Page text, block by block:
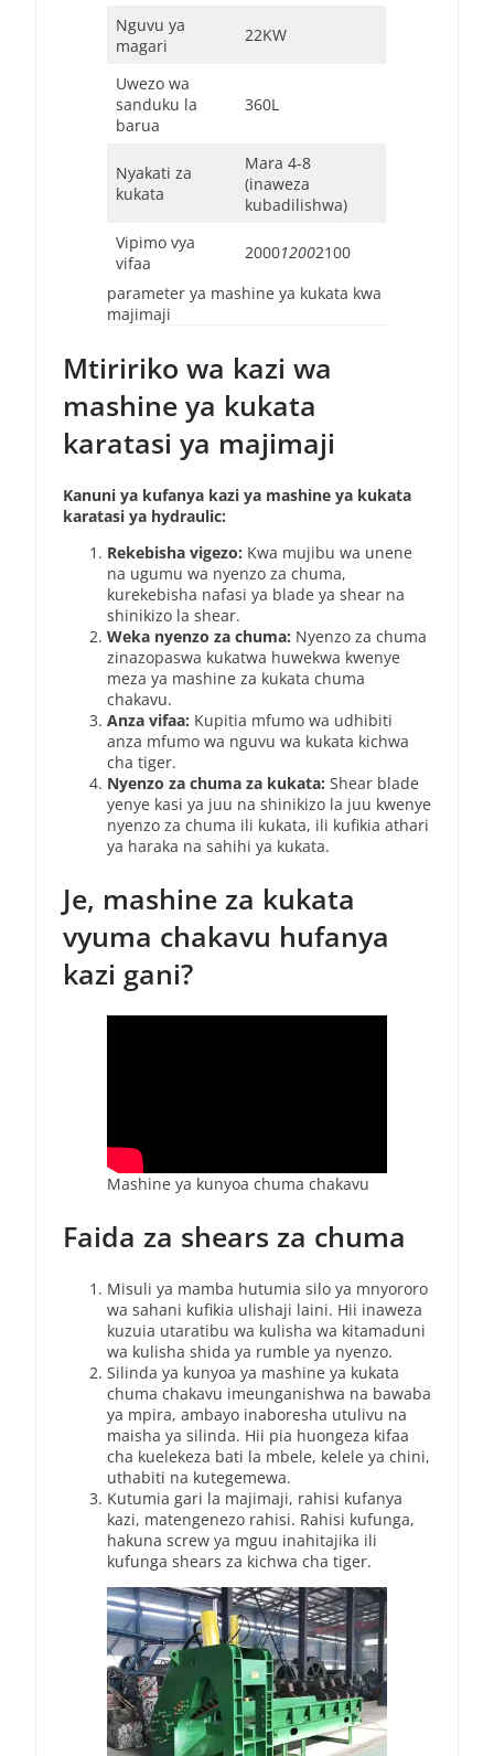
Nguvu ya
magari
22KW
Uwezo wa
sanduku la
barua
360L
Nyakati za
kukata
Mara 4-8
(inaweza
kubadilishwa)
Vipimo vya
vifaa
200012002100
parameter ya mashine ya kukata kwa
majimaji
Mtiririko wa kazi wa
mashine ya kukata
karatasi ya majimaji
Kanuni ya kufanya kazi ya mashine ya kukata
karatasi ya hydraulic:
Rekebisha vigezo: Kwa mujibu wa unene
na ugumu wa nyenzo za chuma,
kurekebisha nafasi ya blade ya shear na
shinikizo la shear.
Weka nyenzo za chuma: Nyenzo za chuma
zinazopaswa kukatwa huwekwa kwenye
meza ya mashine za kukata chuma
chakavu.
Anza vifaa: Kupitia mfumo wa udhibiti
anza mfumo wa nguvu wa kukata kichwa
cha tiger.
Nyenzo za chuma za kukata: Shear blade
yenye kasi ya juu na shinikizo la juu kwenye
nyenzo za chuma ili kukata, ili kufikia athari
ya haraka na sahihi ya kukata.
Je, mashine za kukata
vyuma chakavu hufanya
kazi gani?
Mashine ya kunyoa chuma chakavu
Faida za shears za chuma
Misuli ya mamba hutumia silo ya mnyororo
wa sahani kufikia ulishaji laini. Hii inaweza
kuzuia utaratibu wa kulisha wa kitamaduni
wa kulisha shida ya rumble ya nyenzo.
Silinda ya kunyoa ya mashine ya kukata
chuma chakavu imeunganishwa na bawaba
ya mpira, ambayo inaboresha utulivu na
maisha ya silinda. Hii pia huongeza kifaa
cha kuelekeza bati la mbele, kelele ya chini,
uthabiti na kutegemewa.
Kutumia gari la majimaji, rahisi kufanya
kazi, matengenezo rahisi. Rahisi kufunga,
hakuna screw ya mguu inahitajika ili
kufunga shears za kichwa cha tiger.